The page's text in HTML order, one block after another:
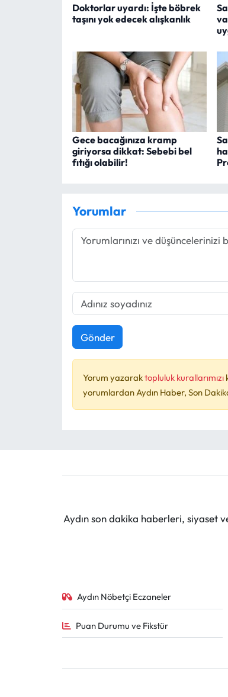
Doktorlar uyardı: İşte böbrek
taşını yok edecek alışkanlık
Gece bacağınıza kramp
giriyorsa dikkat: Sebebi bel
fıtığı olabilir!
Yorumlar
Gönder
Yorum yazaraktopluluk kurallarımızı
yorumlardan Aydın Haber, Son
Aydın son dakika haberleri, siyaset
Aydın Nöbetçi Eczaneler
Puan Durumu ve Fikstür